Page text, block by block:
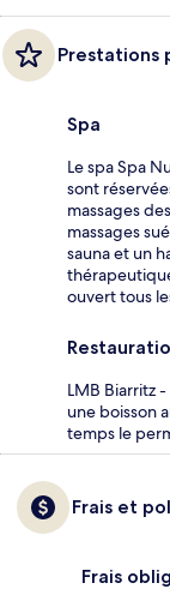
Prestations
Spa
Le spa Spa
sont
massages
massages
sauna et un
ouvert tous
LMB Biarritz
une boisson
temps le
Frais et
Frais